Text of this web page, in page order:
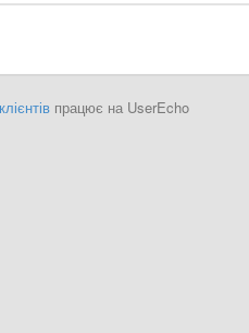
працює на UserEcho